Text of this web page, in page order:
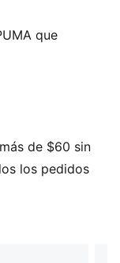
que
mundo de
por el
esta elegante
de $60 sin
los pedidos